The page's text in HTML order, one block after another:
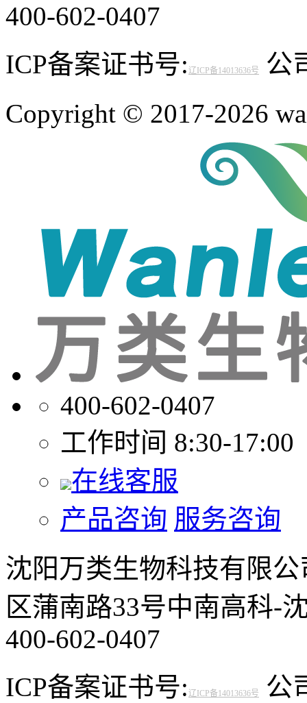
400-602-0407
ICP备案证书号: 辽ICP备14013636号
公
Copyright © 2017-2026
400-602-0407
工作时间 8:30-17:00
在线客服
产品咨询 服务咨询
沈阳万类生物科技有限
区蒲南路33号中南高科-
400-602-0407
ICP备案证书号: 辽ICP备14013636号
公